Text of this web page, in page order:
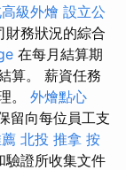
級外燴 設立公
財務狀況的綜合
在每月結算期
算。 薪資任務
。 外燴點心
留向每位員工支
北投 推拿 按
驗證所收集文件